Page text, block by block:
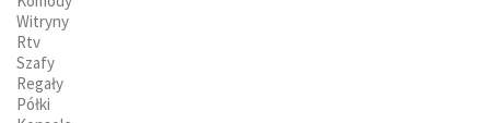
Witryny
Rtv
Szafy
Regały
Półki